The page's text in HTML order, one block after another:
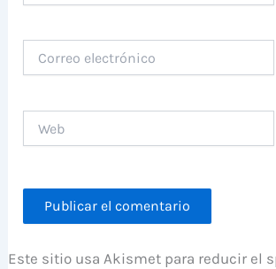
electrónico
Este sitio usa Akismet para reducir el